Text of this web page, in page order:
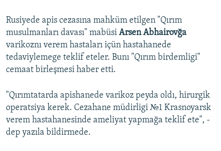
RFE/RS bütün saytları
Rusiyede apis cezasına mahküm etilgen "Qırım
musulmanları davası" mabüsi Arsen Abhairovğa
varikoznı verem hastaları içün hastahanede
tedaviylemege teklif eteler. Bunı "Qırım birdemligi"
cemaat birleşmesi haber etti.
"Qırımtatarda apishanede varikoz peyda oldı, hirurgik
operatsiya kerek. Cezahane müdirligi №1 Krasnoyarsk
verem hastahanesinde ameliyat yapmağa teklif ete", -
dep yazıla bildirmede.